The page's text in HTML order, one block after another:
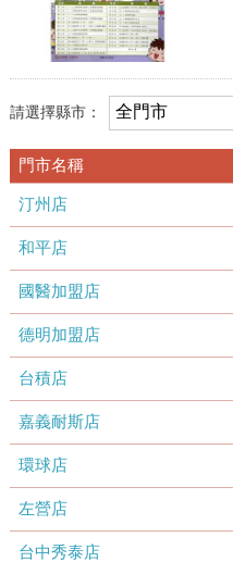
請選擇縣市：
門市名稱
汀州店
和平店
國醫加盟店
德明加盟店
台積店
嘉義耐斯店
環球店
左營店
台中秀泰店